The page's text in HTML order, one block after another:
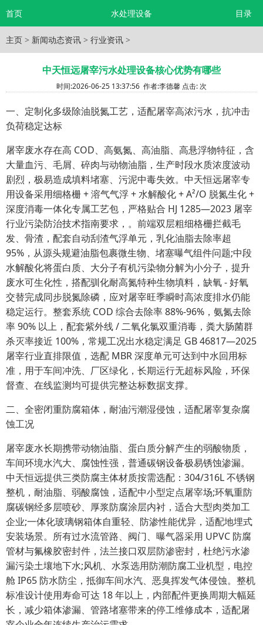
首页 水处理设备 目录
主页 > 新闻动态资讯 > 行业资讯 >
中天恒远屠宰污水处理设备核心优势有哪些
时间:2026-06-25 13:37:56 作者:李德馨 点击: 次
一、定制化多级除油脱氮工艺，适配屠宰高浓污水，抗冲击
负荷稳定达标
屠宰废水存在高 COD、高氨氮、高油脂、高悬浮物特征，含
大量血污、毛屑、碎肉与动物油脂，生产时段水质浓度波动
剧烈，极易造成填料堵塞、污泥中毒失效。中天恒远屠宰专
用设备采用细格栅 + 溶气气浮 + 水解酸化 + A²/O 脱氮生化 +
深度消毒一体化专属工艺包，严格贴合 HJ 1285—2023 屠宰
行业污染防治技术指南要求，。前端双层粗细格栅拦截毛
发、骨渣，配套自动刮渣气浮单元，乳化油脂去除率超
95%，从源头规避油脂包裹微生物、堵塞曝气组件问题;中段
水解酸化将蛋白质、大分子有机污染物分解为小分子，提升
废水可生化性，搭配驯化耐高氮特种生物填料，缺氧 - 好氧
交替完成同步脱氮除磷，应对屠宰旺季瞬时高浓度排水仍能
稳定运行。整套系统 COD 综合去除率 88%-96%，氨氮去除
率 90% 以上，配套紫外线 / 二氧化氯双重消毒，粪大肠菌群
杀灭率接近 100%，常规工况出水稳定满足 GB 46817—2025
屠宰行业直排限值，选配 MBR 深度单元可达到中水回用标
准，用于车间冲洗、厂区绿化，长期运行无超标风险，环保
督查、在线监测均可提供完整达标数据支撑。
二、全密闭重防腐箱体，耐油污潮湿侵蚀，适配屠宰复杂腐
蚀工况
屠宰废水长期携带动物油脂、蛋白质分解产生的弱酸物质，
车间环境水汽大、腐蚀性强，普通碳钢设备极易锈蚀渗漏。
中天恒远提供三类防腐主体材质按需选配：304/316L 不锈钢
整机，耐油脂、弱酸腐蚀，适配中小型定点屠宰场;环氧重防
腐碳钢经多层喷砂、厚浆防腐涂层内衬，适合大型肉类加工
企业;一体化玻璃钢箱体自重轻、防渗性能优异，适配地埋式
安装场景。所有过水流管路、阀门、曝气器采用 UPVC 防腐
管材与氟橡胶密封件，法兰接口双层防渗密封，杜绝污水渗
漏污染土壤地下水;风机、水泵选用防潮防腐工业机型，电控
舱 IP65 防水防尘，抵御车间水汽、恶臭挥发气体侵蚀。整机
标准设计使用寿命可达 18 年以上，内部配件更换周期大幅延
长，减少箱体渗漏、管路堵塞带来的停工维修成本，适配屠